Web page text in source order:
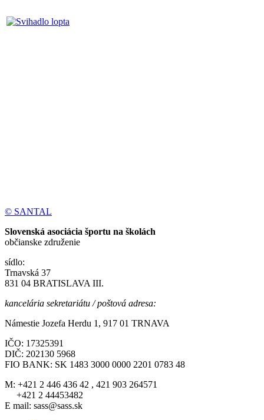
© SANTAL
Slovenská asociácia športu na školách
občianske združenie
sídlo:
Trnavská 37
831 04 BRATISLAVA III.
kancelária sekretariátu / poštová adresa:
Námestie Jozefa Herdu 1, 917 01 TRNAVA
IČO: 17325391
DIČ: 202130 5968
FIO BANK: SK 1483 3000 0000 2201 0783 48
M: +421 2 446 436 42 , 421 903 264571
+421 2 44453482
E mail: sass@sass.sk